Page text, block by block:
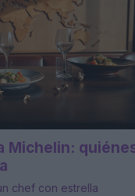
Michelin:
chef con estrella